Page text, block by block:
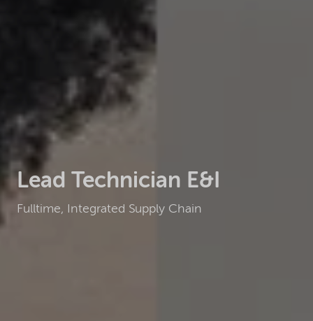
Lead Technician E&I
Fulltime, Integrated Supply Chain